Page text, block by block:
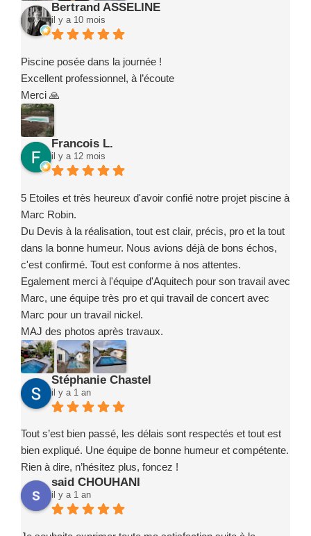
Bertrand ASSELINE
il y a 10 mois
Piscine posée dans la journée !
Excellent professionnel, à l’écoute
Merci 🙏
Francois L.
il y a 12 mois
5 Etoiles et très heureux d'avoir confié notre projet piscine à
Marc Robin.
Du Devis à la réalisation, tout est clair, précis, pro et la tout
dans la bonne humeur. Nous avions déjà de bons échos,
c'est confirmé. Tout est conforme à nos attentes.
Egalement merci à l'équipe d'Aquitech pour son travail avec
Marc, une équipe très pro et qui travail de concert avec
Marc pour un travail nickel.
MAJ des photos après travaux.
Stéphanie Chastel
il y a 1 an
Tout s’est bien passé, les délais sont respectés et tout est
bien expliqué. Une équipe de bonne humeur et compétente.
Rien à dire, n’hésitez plus, foncez !
said CHOUHANI
il y a 1 an